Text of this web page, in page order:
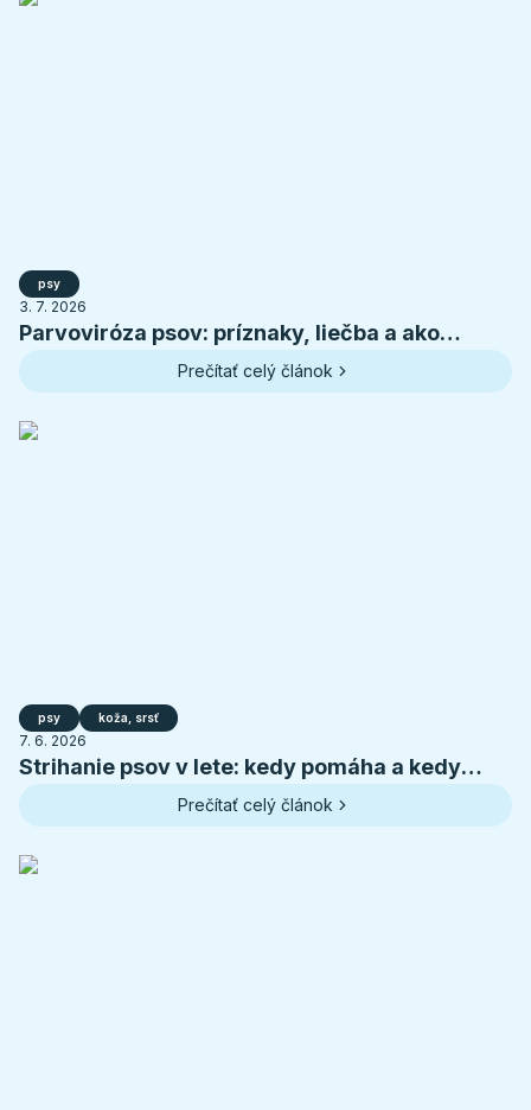
psy
3. 7. 2026
Parvoviróza psov: príznaky, liečba a ako
ochrániť šteniatkoPrečítať celý článok
psy koža, srsť
7. 6. 2026
Strihanie psov v lete: kedy pomáha a kedy
Prečítať celý článok